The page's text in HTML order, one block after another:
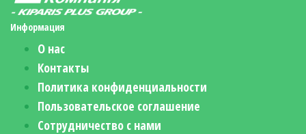
Информация
О нас
Контакты
Политика конфиденциальности
Пользовательское соглашение
Сотрудничество с нами